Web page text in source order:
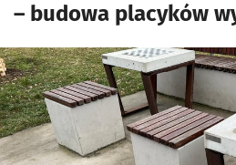
– budowa placyków
Kliknij, aby powiększyć